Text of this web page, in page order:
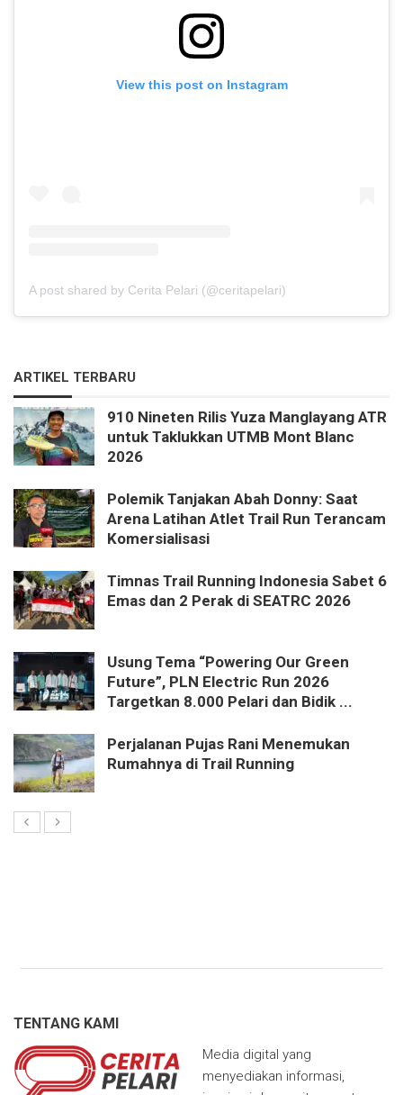
View this post on Instagram
A post shared by Cerita Pelari (@ceritapelari)
ARTIKEL TERBARU
910 Nineten Rilis Yuza Manglayang ATR
untuk Taklukkan UTMB Mont Blanc
2026
Polemik Tanjakan Abah Donny: Saat
Arena Latihan Atlet Trail Run Terancam
Komersialisasi
Timnas Trail Running Indonesia Sabet 6
Emas dan 2 Perak di SEATRC 2026
Usung Tema “Powering Our Green
Future”, PLN Electric Run 2026
Targetkan 8.000 Pelari dan Bidik ...
Perjalanan Pujas Rani Menemukan
Rumahnya di Trail Running
TENTANG KAMI
Media digital yang
menyediakan informasi,